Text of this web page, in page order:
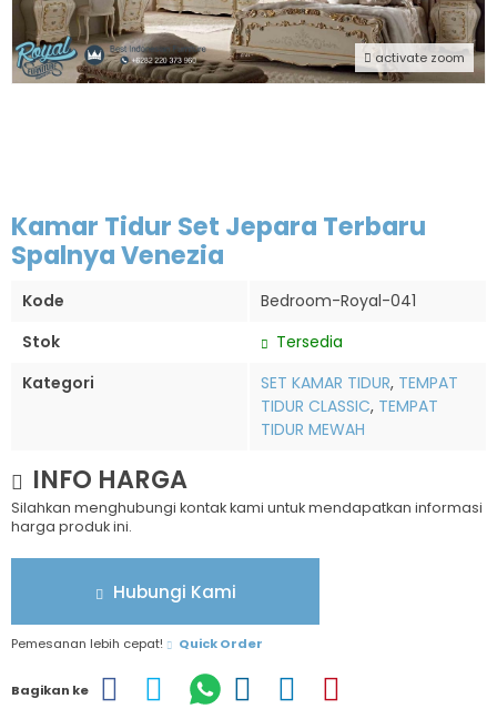
activate zoom
Kamar Tidur Set Jepara Terbaru
Spalnya Venezia
Kode
Bedroom-Royal-041
Stok
Tersedia
Kategori
SET KAMAR TIDUR, TEMPAT
TIDUR CLASSIC, TEMPAT
TIDUR MEWAH
INFO HARGA
Silahkan menghubungi kontak kami untuk mendapatkan informasi
harga produk ini.
Hubungi Kami
Pemesanan lebih cepat! Quick Order
Bagikan ke